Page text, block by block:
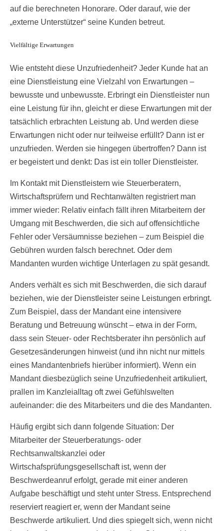
auf die berechneten Honorare. Oder darauf, wie der
„externe Unterstützer“ seine Kunden betreut.
Vielfältige Erwartungen
Wie entsteht diese Unzufriedenheit? Jeder Kunde hat an
eine Dienstleistung eine Vielzahl von Erwartungen –
bewusste und unbewusste. Erbringt ein Dienstleister nun
eine Leistung für ihn, gleicht er diese Erwartungen mit der
tatsächlich erbrachten Leistung ab. Und werden diese
Erwartungen nicht oder nur teilweise erfüllt? Dann ist er
unzufrieden. Werden sie hingegen übertroffen? Dann ist
er begeistert und denkt: Das ist ein toller Dienstleister.
Im Kontakt mit Dienstleistern wie Steuerberatern,
Wirtschaftsprüfern und Rechtanwälten registriert man
immer wieder: Relativ einfach fällt ihren Mitarbeitern der
Umgang mit Beschwerden, die sich auf offensichtliche
Fehler oder Versäumnisse beziehen – zum Beispiel die
Gebühren wurden falsch berechnet. Oder dem
Mandanten wurden wichtige Unterlagen zu spät gesandt.
Anders verhält es sich mit Beschwerden, die sich darauf
beziehen, wie der Dienstleister seine Leistungen erbringt.
Zum Beispiel, dass der Mandant eine intensivere
Beratung und Betreuung wünscht – etwa in der Form,
dass sein Steuer- oder Rechtsberater ihn persönlich auf
Gesetzesänderungen hinweist (und ihn nicht nur mittels
eines Mandantenbriefs hierüber informiert). Wenn ein
Mandant diesbezüglich seine Unzufriedenheit artikuliert,
prallen im Kanzleialltag oft zwei Gefühlswelten
aufeinander: die des Mitarbeiters und die des Mandanten.
Häufig ergibt sich dann folgende Situation: Der
Mitarbeiter der Steuerberatungs- oder
Rechtsanwaltskanzlei oder
Wirtschafsprüfungsgesellschaft ist, wenn der
Beschwerdeanruf erfolgt, gerade mit einer anderen
Aufgabe beschäftigt und steht unter Stress. Entsprechend
reserviert reagiert er, wenn der Mandant seine
Beschwerde artikuliert. Und dies spiegelt sich, wenn nicht